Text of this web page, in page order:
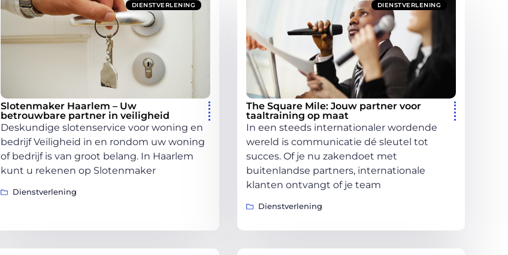
DIENSTVERLENING
Slotenmaker Haarlem – Uw
betrouwbare partner in veiligheid
Deskundige slotenservice voor woning en
bedrijf Veiligheid in en rondom uw woning
of bedrijf is van groot belang. In Haarlem
kunt u rekenen op Slotenmaker
Dienstverlening
DIENSTVERLENING
The Square Mile: Jouw partner voor
taaltraining op maat
In een steeds internationaler wordende
wereld is communicatie dé sleutel tot
succes. Of je nu zakendoet met
buitenlandse partners, internationale
klanten ontvangt of je team
Dienstverlening